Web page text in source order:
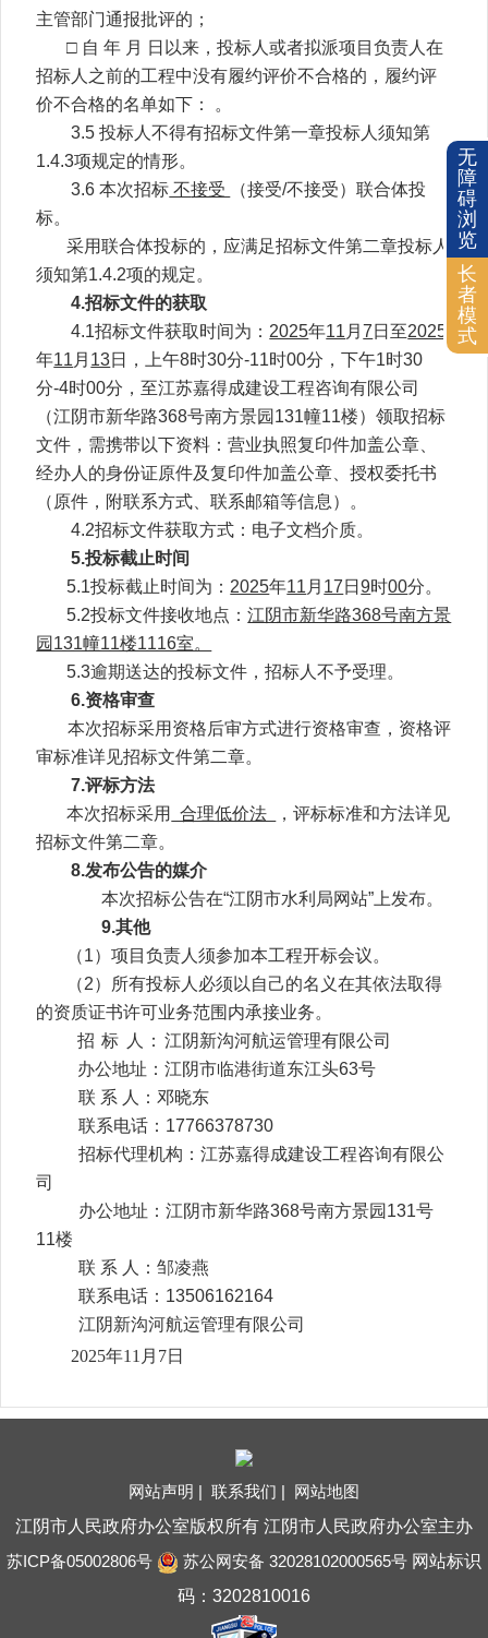
主管部门通报批评的；
□ 自 年 月 日以来，投标人或者拟派项目负责人在
招标人之前的工程中没有履约评价不合格的，履约评
价不合格的名单如下： 。
3.5投标人不得有招标文件第一章投标人须知第
1.4.3项规定的情形。
3.6本次招标 不接受
（接受/不接受）联合体投
标。
采用联合体投标的，应满足招标文件第二章投标人
须知第1.4.2项的规定。
4.招标文件的获取
4.1招标文件获取时间为： 2025年11 月7 日至2025
年11 月 13日，上午8时30分-11时00分，下午1时30
分-4时00分，至江苏嘉得成建设工程咨询有限公司
（江阴市新华路368号南方景园131幢11楼）领取招标
文件，需携带以下资料：营业执照复印件加盖公章、
经办人的身份证原件及复印件加盖公章、授权委托书
（原件，附联系方式、联系邮箱等信息）。
4.2招标文件获取方式：电子文档介质。
5.投标截止时间
5.1投标截止时间为： 2025年11 月 17 日9时00分。
5.2投标文件接收地点：江阴市新华路368号南方景
园131幢11楼1116室。
5.3逾期送达的投标文件，招标人不予受理。
6.资格审查
本次招标采用资格后审方式进行资格审查，资格评
审标准详见招标文件第二章。
7.评标方法
本次招标采用
合理低价法
，评标标准和方法详见
招标文件第二章。
8.发布公告的媒介
本次招标公告在“江阴市水利局网站”上发布。
9.其他
（1）项目负责人须参加本工程开标会议。
（2）所有投标人必须以自己的名义在其依法取得
的资质证书许可业务范围内承接业务。
招 标 人： 江阴新沟河航运管理有限公司
办公地址： 江阴市临港街道东江头63号
联 系 人：邓晓东
联系电话： 17766378730
招标代理机构：江苏嘉得成建设工程咨询有限公
司
办公地址：江阴市新华路368号南方景园131号
11楼
联 系 人：邹凌燕
联系电话：13506162164
江阴新沟河航运管理有限公司
2025年11 月 7日
网站声明 | 联系我们 | 网站地图
江阴市人民政府办公室版权所有 江阴市人民政府办公室主办
苏ICP备05002806号
苏公网安备 32028102000565号网站标识
码：3202810016
无
障
碍
浏
览
长
者
模
式